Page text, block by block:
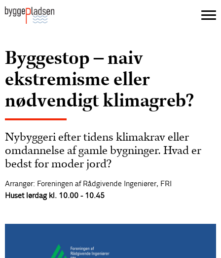
Byggestop – naiv
ekstremisme eller
nødvendigt klimagreb?
Nybyggeri efter tidens klimakrav eller
omdannelse af gamle bygninger. Hvad er
bedst for moder jord?
Arrangør: Foreningen af Rådgivende Ingeniører, FRI
Huset lørdag kl. 10.00 - 10.45